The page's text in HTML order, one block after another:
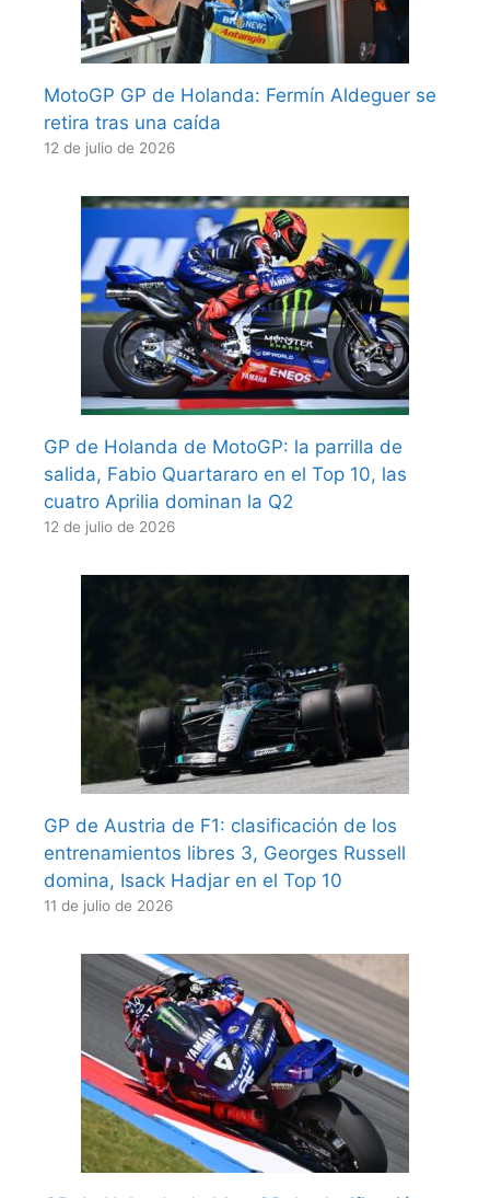
MotoGP GP de Holanda: Fermín Aldeguer se
retira tras una caída
12 de julio de 2026
GP de Holanda de MotoGP: la parrilla de
salida, Fabio Quartararo en el Top 10, las
cuatro Aprilia dominan la Q2
12 de julio de 2026
GP de Austria de F1: clasificación de los
entrenamientos libres 3, Georges Russell
domina, Isack Hadjar en el Top 10
11 de julio de 2026